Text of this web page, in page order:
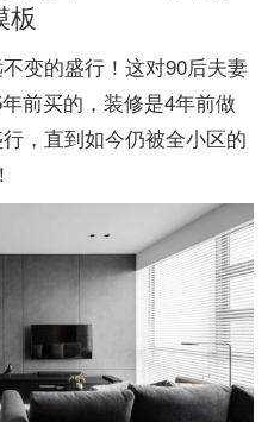
板
变的盛行！这对90后夫妻
前买的，装修是4年前做
，直到如今仍被全小区的